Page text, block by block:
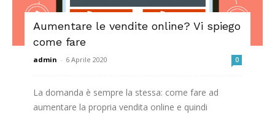
Aumentare le vendite online? Vi spiego
come fare
admin - 6 Aprile 2020 0
La domanda è sempre la stessa: come fare ad
aumentare la propria vendita online e quindi